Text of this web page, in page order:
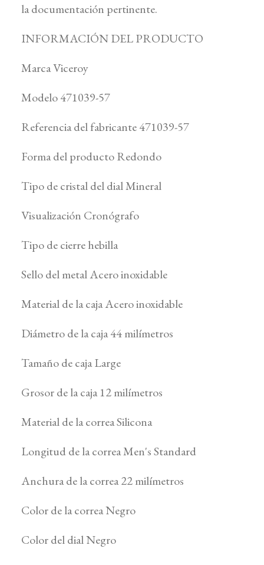
la documentación pertinente.
INFORMACIÓN DEL PRODUCTO
Marca Viceroy
Modelo 471039-57
Referencia del fabricante 471039-57
Forma del producto Redondo
Tipo de cristal del dial Mineral
Visualización Cronógrafo
Tipo de cierre hebilla
Sello del metal Acero inoxidable
Material de la caja Acero inoxidable
Diámetro de la caja 44 milímetros
Tamaño de caja Large
Grosor de la caja 12 milímetros
Material de la correa Silicona
Longitud de la correa Men's Standard
Anchura de la correa 22 milímetros
Color de la correa Negro
Color del dial Negro